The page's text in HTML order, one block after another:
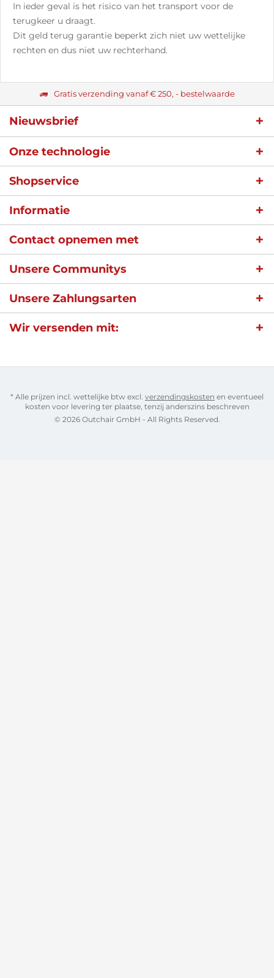
In ieder geval is het risico van het transport voor de
terugkeer u draagt.
Dit geld terug garantie beperkt zich niet uw wettelijke
rechten en dus niet uw rechterhand.
Gratis verzending vanaf € 250, - bestelwaarde
Nieuwsbrief
Onze technologie
Shopservice
Informatie
Contact opnemen met
Unsere Communitys
Unsere Zahlungsarten
Wir versenden mit:
* Alle prijzen incl. wettelijke btw excl. verzendingskosten en eventueel
kosten voor levering ter plaatse, tenzij anderszins beschreven
© 2026 Outchair GmbH - All Rights Reserved.